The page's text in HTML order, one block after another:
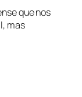
que nos
mas